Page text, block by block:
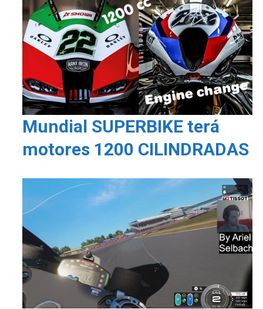
Mundial SUPERBIKE terá
motores 1200 CILINDRADAS